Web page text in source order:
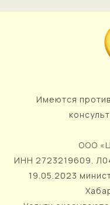
Имеются
ООО
ИНН 2723219609.
19.05.2023